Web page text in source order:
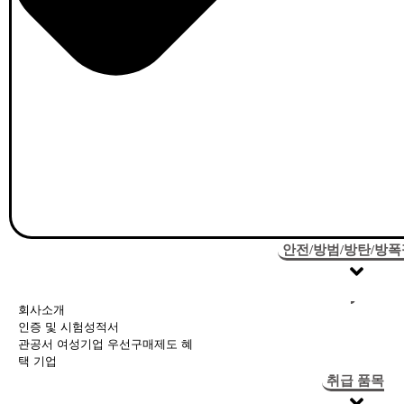
안전/방범/방탄/방
회사소개
인증 및 시험성적서
관공서 여성기업 우선구매제도 혜
택 기업
취급 품목